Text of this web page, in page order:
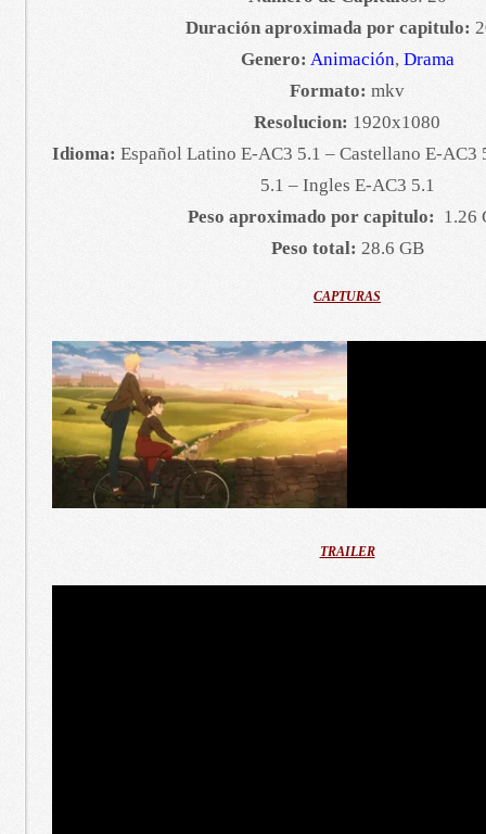
Duración aproximada por capitulo:
Genero: Animación, Drama
Formato: mkv
Resolucion: 1920x1080
Idioma: Español Latino E-AC3 5.1 – Castellano E-AC3
5.1 – Ingles E-AC3 5.1
Peso aproximado por capitulo: 1.26
Peso total: 28.6 GB
CAPTURAS
TRAILER